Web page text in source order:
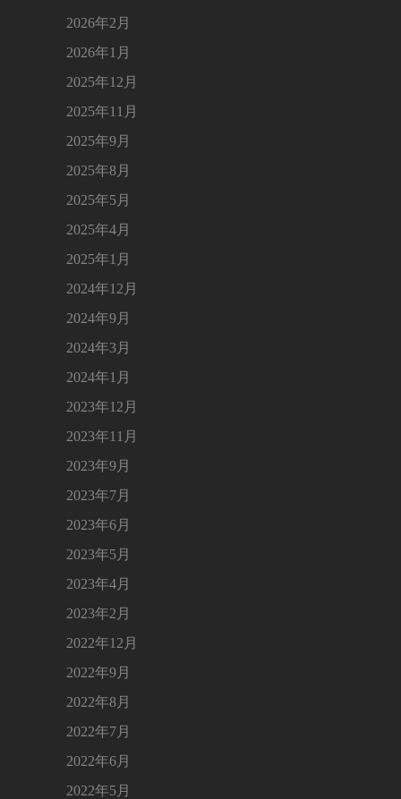
2026年2月
2026年1月
2025年12月
2025年11月
2025年9月
2025年8月
2025年5月
2025年4月
2025年1月
2024年12月
2024年9月
2024年3月
2024年1月
2023年12月
2023年11月
2023年9月
2023年7月
2023年6月
2023年5月
2023年4月
2023年2月
2022年12月
2022年9月
2022年8月
2022年7月
2022年6月
2022年5月